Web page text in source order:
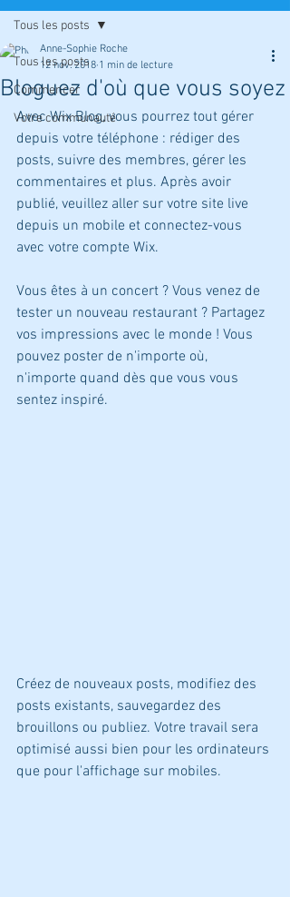
Tous les posts
Commencer
Votre communauté
Tous les posts
Bloguez d'où que vous soyez
Anne-Sophie Roche
12 nov. 2018 1 min de lecture
Avec Wix Blog, vous pourrez tout gérer
depuis votre téléphone : rédiger des
posts, suivre des membres, gérer les
commentaires et plus. Après avoir
publié, veuillez aller sur votre site live
depuis un mobile et connectez-vous
avec votre compte Wix.
Vous êtes à un concert ? Vous venez de
tester un nouveau restaurant ? Partagez
vos impressions avec le monde ! Vous
pouvez poster de n'importe où,
n'importe quand dès que vous vous
sentez inspiré.
Créez de nouveaux posts, modifiez des
posts existants, sauvegardez des
brouillons ou publiez. Votre travail sera
optimisé aussi bien pour les ordinateurs
que pour l'affichage sur mobiles.